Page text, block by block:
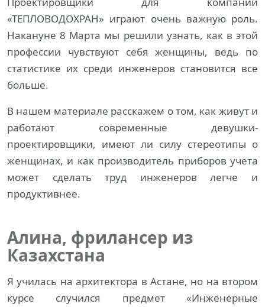
«ТЕПЛОВОДОХРАН» играют очень важную роль.
Накануне 8 Марта мы решили узнать, как в этой
профессии чувствуют себя женщины, ведь по
статистике их среди инженеров становится все
больше.
В нашем материале расскажем о том, как живут и
работают современные девушки-
проектировщики, имеют ли силу стереотипы о
женщинах, и как производитель приборов учета
может сделать труд инженеров легче и
продуктивнее.
Алина, фрилансер из
Казахстана
Я училась на архитектора в Астане, но на втором
курсе случился предмет «Инженерные